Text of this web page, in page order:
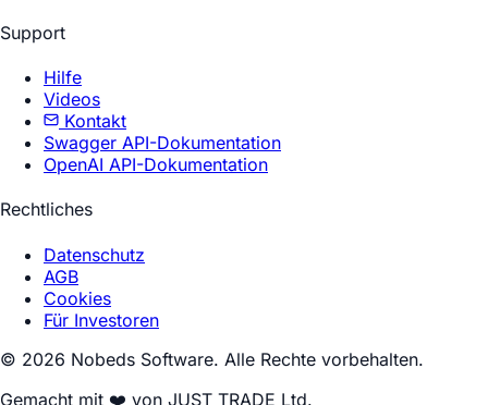
Support
Hilfe
Videos
Kontakt
Swagger API-Dokumentation
OpenAI API-Dokumentation
Rechtliches
Datenschutz
AGB
Cookies
Für Investoren
© 2026 Nobeds Software. Alle Rechte vorbehalten.
Gemacht mit ❤️ von JUST TRADE Ltd.